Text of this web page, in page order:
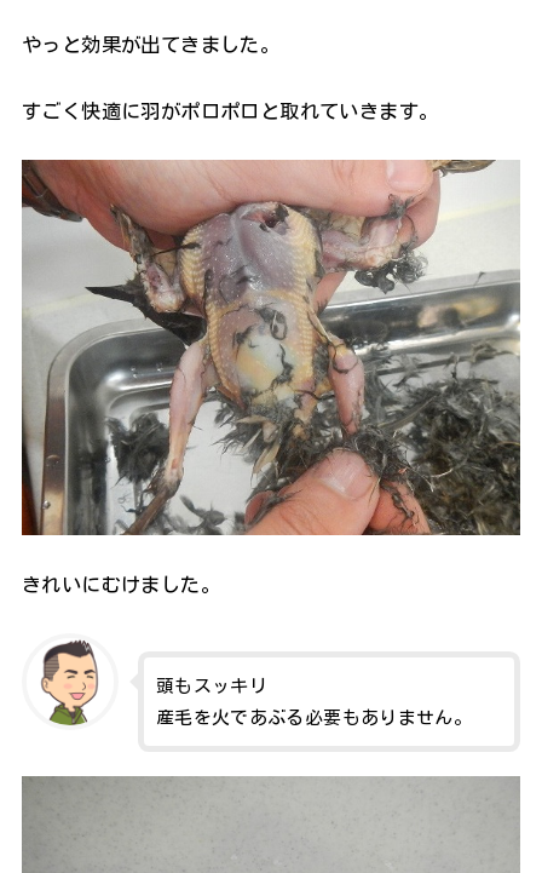
やっと効果が出てきました。
すごく快適に羽がポロポロと取れていきます。
きれいにむけました。
頭もスッキリ
産毛を火であぶる必要もありません。